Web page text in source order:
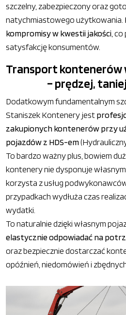
szczelny, zabezpieczony oraz
natychmiastowego użytkowania.
kompromisy w kwestii jakości ,
satysfakcję konsumentów.
Transport kontenerów
– prędzej,
Dodatkowym fundamentalnym
Staniszek Kontenery jest
zakupionych kontenerów przy
pojazdów z HDS-em
To bardzo ważny plus, bowiem
kontenery nie dysponuje
korzysta z usług
przypadkach wydłuża czas
wydatki.
To naturalnie dzięki własnym
elastycznie odpowiadać na
oraz bezpiecznie dostarczać
opóźnień, niedomówień i